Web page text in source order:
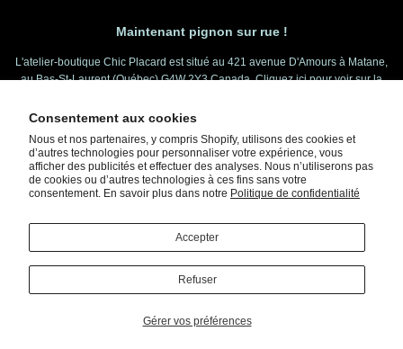
Consentement aux cookies
Nous et nos partenaires, y compris Shopify, utilisons des cookies et
d’autres technologies pour personnaliser votre expérience, vous
afficher des publicités et effectuer des analyses. Nous n’utiliserons pas
de cookies ou d’autres technologies à ces fins sans votre
consentement. En savoir plus dans notre Politique de confidentialité
Gérer vos préférences
Accepter
Refuser
Maintenant pignon sur rue !
L'atelier-boutique Chic Placard est situé au 421 avenue D'Amours à Matane,
au Bas-St-Laurent (Québec) G4W 2Y3 Canada.Cliquez ici pour voir sur la
Généralement ouvert entre 10h et 18h.
Rechercher À propos Délais de traitement
Expéditions
Conditions de ventes
Retours et remboursements
Confidentialité
S'abonner à l'infolettre